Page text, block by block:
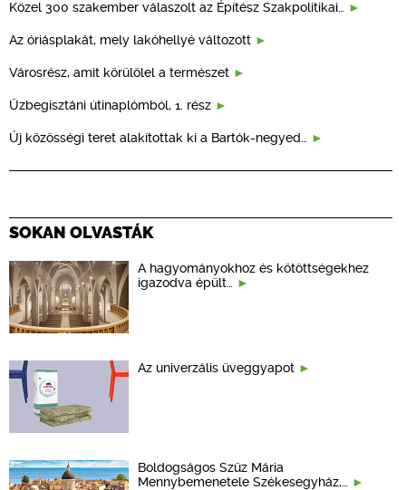
Közel 300 szakember válaszolt az Építész Szakpolitikai…
Az óriásplakát, mely lakóhellyé változott
Városrész, amit körülölel a természet
Üzbegisztáni útinaplómból, 1. rész
Új közösségi teret alakítottak ki a Bartók-negyed…
SOKAN OLVASTÁK
A hagyományokhoz és kötöttségekhez
igazodva épült…
Az univerzális üveggyapot
Boldogságos Szűz Mária
Mennybemenetele Székesegyház,…